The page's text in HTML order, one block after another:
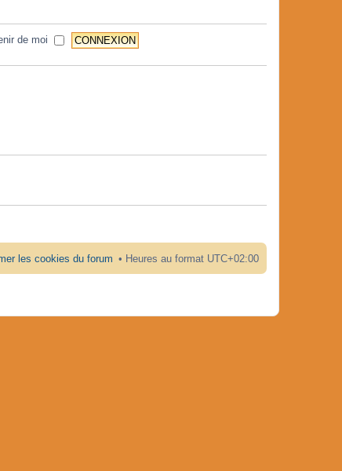
de moi
Heures au format UTC+02:00
les cookies du forum